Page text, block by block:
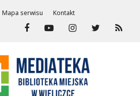
Mapa serwisu
Kontakt